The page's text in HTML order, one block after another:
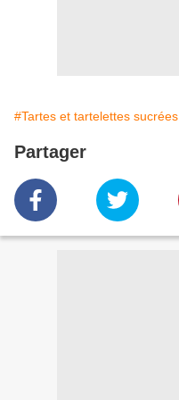
#Tartes et tartelettes sucrées
Partager